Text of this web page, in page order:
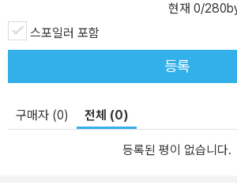
나는 어릴 때부터 9월 개구리에 대한 이야기를
했다. 가을에 우는 개구리를 잡아다 약으로 쓰
이었는데, 전쟁 후유증에 시달리던 조부는 죽
계를 위해 간호사로 취직했던 동생은 건물에
사람들을 먼저 구하다 사고에 희생된다. 전쟁
등 시스템의 부재로 개인이 희생해야 하는 사
현재 0/
스포일러 포함
등록
구매자 (0) 전체 (0)
등록된 평이 없습니다.